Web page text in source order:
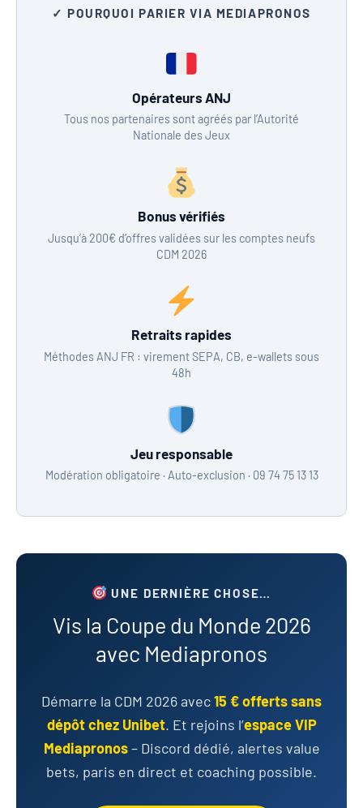
✓ POURQUOI PARIER VIA MEDIAPRONOS
Opérateurs ANJ
Tous nos partenaires sont agréés par l’Autorité
Nationale des Jeux
Bonus vérifiés
Jusqu’à 200€ d’offres validées sur les comptes neufs
CDM 2026
Retraits rapides
Méthodes ANJ FR : virement SEPA, CB, e-wallets sous
48h
Jeu responsable
Modération obligatoire · Auto-exclusion · 09 74 75 13 13
UNE DERNIÈRE CHOSE…
Vis la Coupe du Monde 2026
avec Mediapronos
Démarre la CDM 2026 avec15 € offerts sans
dépôt chez Unibet. Et rejoins l’espace VIP
Mediapronos– Discord dédié, alertes value
bets, paris en direct et coaching possible.